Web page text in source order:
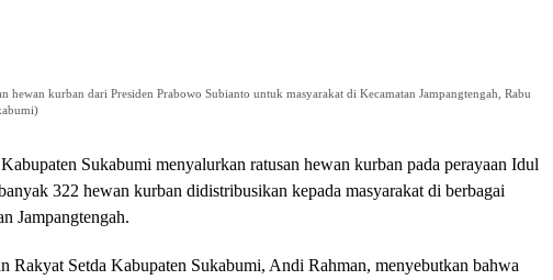
hewan kurban dari Presiden Prabowo Subianto untuk masyarakat di Kecamatan Jampangtengah, Rabu
Sukabumi menyalurkan ratusan hewan kurban pada perayaan Idul
322 hewan kurban didistribusikan kepada masyarakat di berbagai
Jampangtengah.
Rakyat Setda Kabupaten Sukabumi, Andi Rahman, menyebutkan bahwa